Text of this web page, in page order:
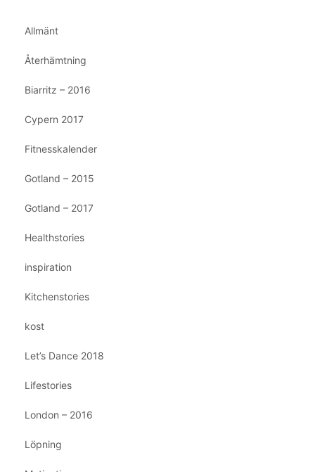
Allmänt
Återhämtning
Biarritz – 2016
Cypern 2017
Fitnesskalender
Gotland – 2015
Gotland – 2017
Healthstories
inspiration
Kitchenstories
kost
Let’s Dance 2018
Lifestories
London – 2016
Löpning